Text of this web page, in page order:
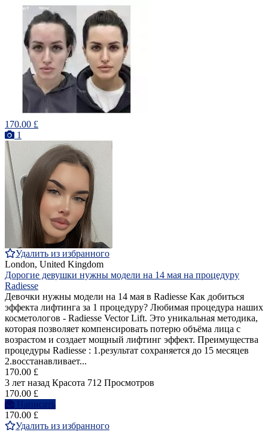
170.00 £
1
Удалить из избранного
London, United Kingdom
Дорогие девушки нужны модели на 14 мая на процедуру
Radiesse
Девочки нужны модели на 14 мая в Radiesse Как добиться
эффекта лифтинга за 1 процедуру? Любимая процедура наших
косметологов - Radiesse Vector Lift. Это уникальная методика,
которая позволяет компенсировать потерю объёма лица с
возрастом и создает мощный лифтинг эффект. Преимущества
процедуры Radiesse : 1.результат сохраняется до 15 месяцев
2.восстанавливает...
170.00 £
3 лет назад Красота 712 Просмотров
170.00 £
Написать
170.00 £
Удалить из избранного